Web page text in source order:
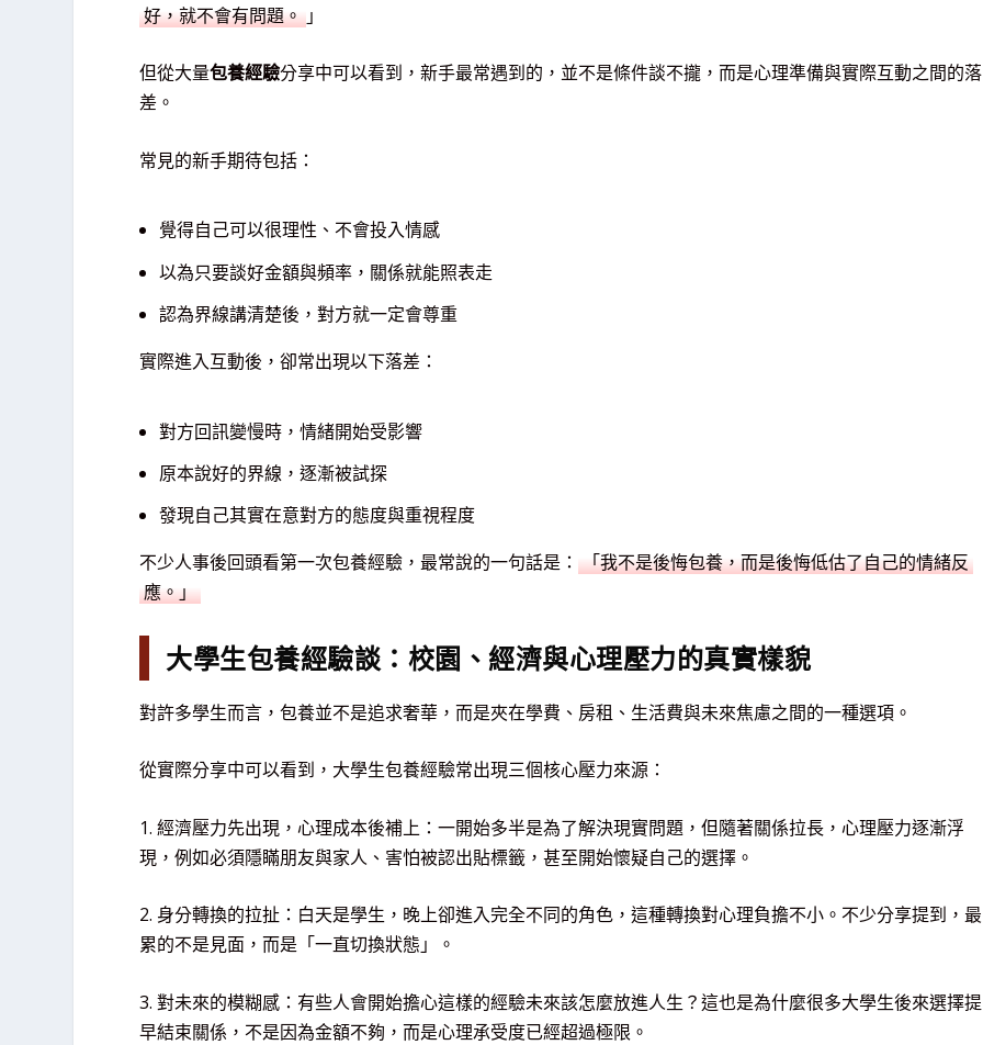
好，就不會有問題。 」
但從大量包養經驗分享中可以看到，新手最常遇到的，並不是條件談不攏，而是心理準備與實際互動之間的落
差。
常見的新手期待包括：
覺得自己可以很理性、不會投入情感
以為只要談好金額與頻率，關係就能照表走
認為界線講清楚後，對方就一定會尊重
實際進入互動後，卻常出現以下落差：
對方回訊變慢時，情緒開始受影響
原本說好的界線，逐漸被試探
發現自己其實在意對方的態度與重視程度
不少人事後回頭看第一次包養經驗，最常說的一句話是：「我不是後悔包養，而是後悔低估了自己的情緒反
應。」
大學生包養經驗談：校園、經濟與心理壓力的真實樣貌
對許多學生而言，包養並不是追求奢華，而是夾在學費、房租、生活費與未來焦慮之間的一種選項。
從實際分享中可以看到，大學生包養經驗常出現三個核心壓力來源：
1. 經濟壓力先出現，心理成本後補上：一開始多半是為了解決現實問題，但隨著關係拉長，心理壓力逐漸浮
現，例如必須隱瞞朋友與家人、害怕被認出貼標籤，甚至開始懷疑自己的選擇。
2. 身分轉換的拉扯：白天是學生，晚上卻進入完全不同的角色，這種轉換對心理負擔不小。不少分享提到，最
累的不是見面，而是「一直切換狀態」。
3. 對未來的模糊感：有些人會開始擔心這樣的經驗未來該怎麼放進人生？這也是為什麼很多大學生後來選擇提
早結束關係，不是因為金額不夠，而是心理承受度已經超過極限。